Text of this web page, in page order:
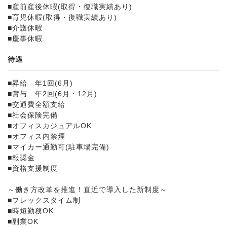
■産前産後休暇(取得・復職実績あり)
■育児休暇(取得・復職実績あり)
■介護休暇
■慶事休暇
待遇
■昇給 年1回(6月)
■賞与 年2回(6月・12月)
■交通費全額支給
■社会保険完備
■オフィスカジュアルOK
■オフィス内禁煙
■マイカー通勤可(駐車場完備)
■報奨金
■資格支援制度
～働き方改革を推進！直近で導入した新制度～
■フレックスタイム制
■時短勤務OK
■副業OK